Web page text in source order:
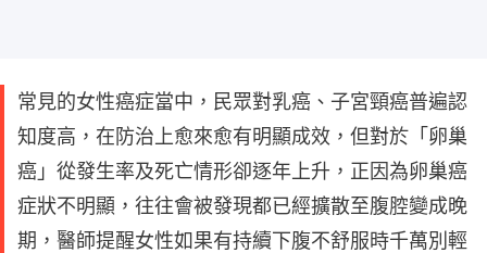
常見的女性癌症當中，民眾對乳癌、子宮頸癌普遍認
知度高，在防治上愈來愈有明顯成效，但對於「卵巢
癌」從發生率及死亡情形卻逐年上升，正因為卵巢癌
症狀不明顯，往往會被發現都已經擴散至腹腔變成晚
期，醫師提醒女性如果有持續下腹不舒服時千萬別輕